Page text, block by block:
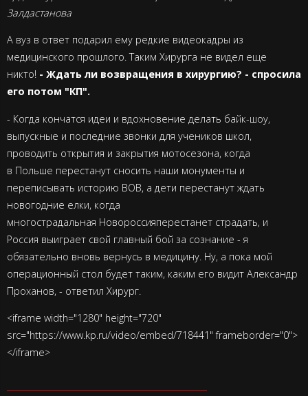
Залдастанова
А вуз в ответ подарил ему редкие видеокадры из
медицинского прошлого. Таким Хирурга не видел еще
никто! - Ждать ли возвращения в хирургию? - спросила
его потом "КП".
- Когда кончатся идеи и вдохновение делать байк-шоу,
выпускные и последние звонки для учеников школ,
проводить открытия и закрытия мотосезона, когда
в Польше перестанут сносить наши монументы и
переписывать историю ВОВ, а дети перестанут ждать
новогодние елки, когда
многострадальная Новороссияперестанет страдать, и
Россия выиграет свой главный бой за сознание - я
обязательно вновь вернусь в медицину. Ну, а пока мой
операционный стол будет таким, каким его видит Александр
Проханов, - ответил Хирург.
<iframe width="1280" height="720"
src="https://www.kp.ru/video/embed/718441" frameborder="0">
</iframe>